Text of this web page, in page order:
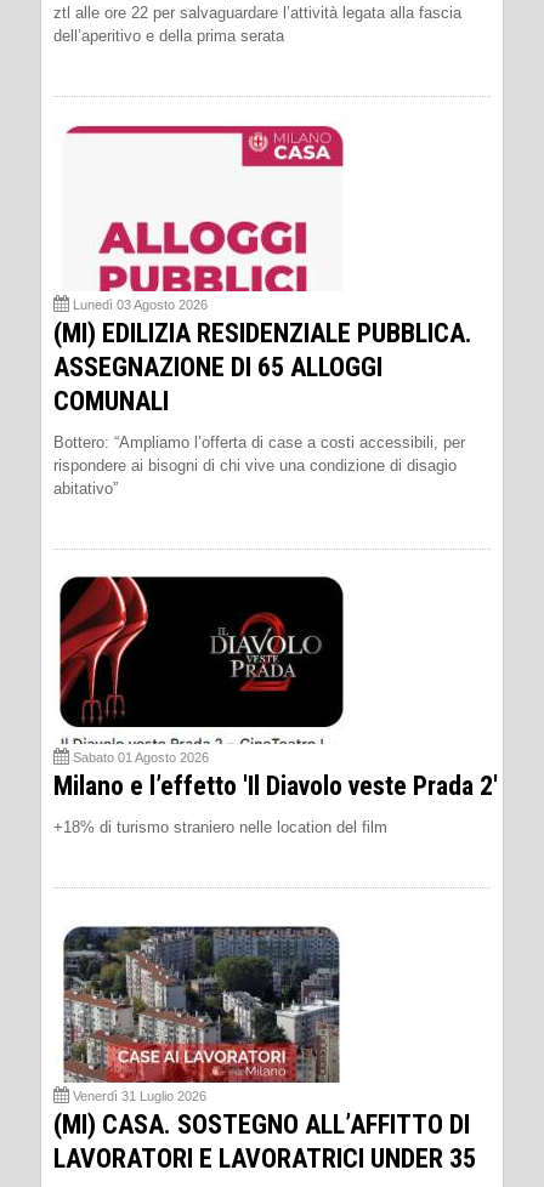
ztl alle ore 22 per salvaguardare l’attività legata alla fascia
dell’aperitivo e della prima serata
Lunedì 03 Agosto 2026
(MI) EDILIZIA RESIDENZIALE PUBBLICA.
ASSEGNAZIONE DI 65 ALLOGGI
COMUNALI
Bottero: “Ampliamo l’offerta di case a costi accessibili, per
rispondere ai bisogni di chi vive una condizione di disagio
abitativo”
Sabato 01 Agosto 2026
Milano e l’effetto 'Il Diavolo veste Prada 2'
+18% di turismo straniero nelle location del film
Venerdì 31 Luglio 2026
(MI) CASA. SOSTEGNO ALL’AFFITTO DI
LAVORATORI E LAVORATRICI UNDER 35